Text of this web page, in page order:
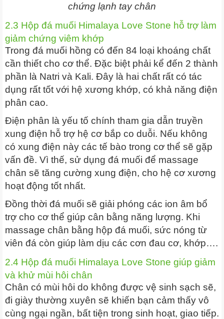
chứng lạnh tay chân
2.3 Hộp đá muối Himalaya Love Stone hỗ trợ làm
giảm chứng viêm khớp
Trong đá muối hồng có đến 84 loại khoáng chất
cần thiết cho cơ thể. Đặc biệt phải kể đến 2 thành
phần là Natri và Kali. Đây là hai chất rất có tác
dụng rất tốt với hệ xương khớp, có khả năng điện
phân cao.
Điện phân là yếu tố chính tham gia dẫn truyền
xung điện hỗ trợ hệ cơ bắp co duỗi. Nếu không
có xung điện này các tế bào trong cơ thể sẽ gặp
vấn đề. Vì thế, sử dụng đá muối để massage
chân sẽ tăng cường xung điện, cho hệ cơ xương
hoạt động tốt nhất.
Đồng thời đá muối sẽ giải phóng các ion âm bổ
trợ cho cơ thể giúp cân bằng năng lượng. Khi
massage chân bằng hộp đá muối, sức nóng từ
viên đá còn giúp làm dịu các cơn đau cơ, khớp….
2.4 Hộp đá muối Himalaya Love Stone giúp giảm
và khử mùi hôi chân
Chân có mùi hôi do không được vệ sinh sạch sẽ,
đi giày thường xuyên sẽ khiến bạn cảm thấy vô
cùng ngại ngần, bất tiện trong sinh hoạt, giao tiếp.